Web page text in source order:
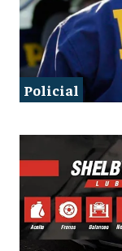
Policial